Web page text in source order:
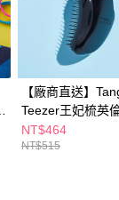
【廠商直送】
Teezer王妃梳英
梳-黑色
NT$464
NT$515